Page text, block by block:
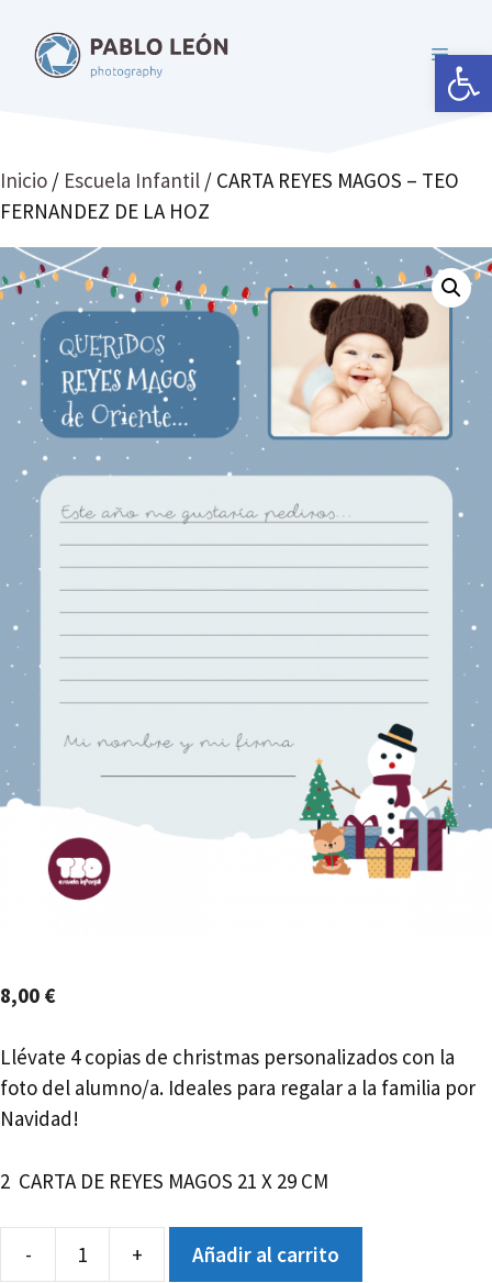
Abrir
contenido
MENÚ
Inicio / Escuela Infantil / CARTA REYES MAGOS – TEO
FERNANDEZ DE LA HOZ
8,00 €
Llévate 4 copias de christmas personalizados con la
foto del alumno/a. Ideales para regalar a la familia por
Navidad!
2 CARTA DE REYES MAGOS 21 X 29 CM
-
CARTA
+ Añadir al carrito